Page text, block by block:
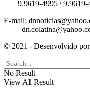
9.9619-4995 / 9.9619-
E-mail:
© 2021 - Desenvolvido por
No Result
View All Result